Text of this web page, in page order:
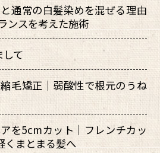
通常の白髪染めを混ぜる理由
ンスを考えた施術
て
毛矯正｜弱酸性で根元のうね
を5cmカット｜フレンチカッ
くまとまる髪へ